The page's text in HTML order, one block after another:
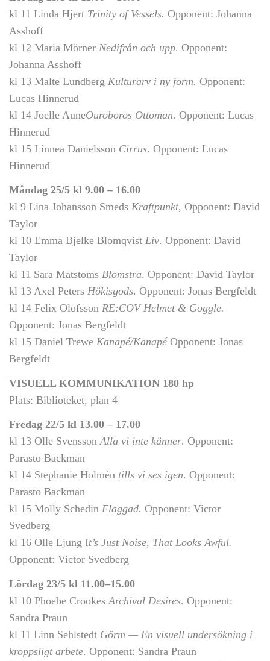
kl 11 Linda Hjert Trinity of Vessels. Opponent: Johanna
Asshoff
kl 12 Maria Mörner Nedifrån och upp. Opponent:
Johanna Asshoff
kl 13 Malte Lundberg Kulturarv i ny form. Opponent:
Lucas Hinnerud
kl 14 Joelle AuneOuroboros Ottoman. Opponent: Lucas
Hinnerud
kl 15 Linnea Danielsson Cirrus. Opponent: Lucas
Hinnerud
Måndag 25/5 kl 9.00 – 16.00
kl 9 Lina Johansson Smeds Kraftpunkt, Opponent: David
Taylor
kl 10 Emma Bjelke Blomqvist Liv. Opponent: David
Taylor
kl 11 Sara Matstoms Blomstra. Opponent: David Taylor
kl 13 Axel Peters Hökisgods. Opponent: Jonas Bergfeldt
kl 14 Felix Olofsson RE:COV Helmet & Goggle.
Opponent: Jonas Bergfeldt
kl 15 Daniel Trewe Kanapé/KanapéOpponent: Jonas
Bergfeldt
VISUELL KOMMUNIKATION 180 hp
Plats: Biblioteket, plan 4
Fredag 22/5 kl 13.00 – 17.00
kl 13 Olle SvenssonAlla vi inte känner. Opponent:
Parasto Backman
kl 14 Stephanie Holmén tills vi ses igen. Opponent:
Parasto Backman
kl 15 Molly Schedin Flaggad. Opponent: Victor
Svedberg
kl 16 Olle Ljung It’s Just Noise, That Looks Awful.
Opponent: Victor Svedberg
Lördag 23/5 kl 11.00–15.00
kl 10 Phoebe Crookes Archival Desires. Opponent:
Sandra Praun
kl 11 Linn Sehlstedt Görm — En visuell undersökning i
kroppsligt arbete. Opponent: Sandra Praun